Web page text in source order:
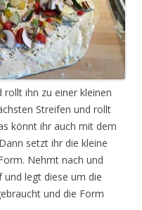
ihn zu einer kleinen
Streifen und rollt
könnt ihr auch mit dem
setzt ihr die kleine
Nehmt nach und
und legt diese um die
und die Form